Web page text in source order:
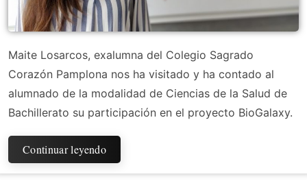
Maite Losarcos, exalumna del Colegio Sagrado
Corazón Pamplona nos ha visitado y ha contado al
alumnado de la modalidad de Ciencias de la Salud de
Bachillerato su participación en el proyecto BioGalaxy.
Continuar leyendo